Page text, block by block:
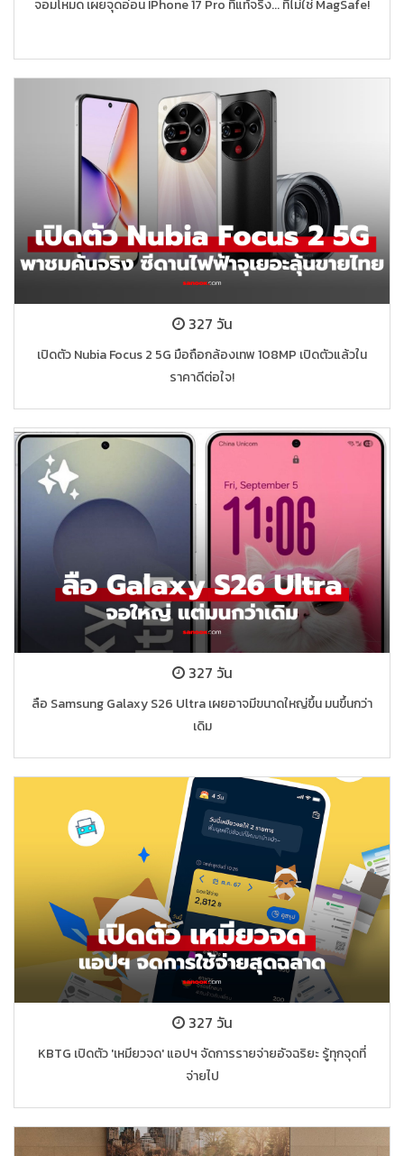
จอมโหมด เผยจุดอ่อน IPhone 17 Pro ที่แท้จริง... ที่ไม่ใช่ MagSafe!
327 วัน
เปิดตัว Nubia Focus 2 5G มือถือกล้องเทพ 108MP เปิดตัวแล้วใน
ราคาดีต่อใจ!
327 วัน
ลือ Samsung Galaxy S26 Ultra เผยอาจมีขนาดใหญ่ขึ้น มนขึ้นกว่า
เดิม
327 วัน
KBTG เปิดตัว 'เหมียวจด' แอปฯ จัดการรายจ่ายอัจฉริยะ รู้ทุกจุดที่
จ่ายไป